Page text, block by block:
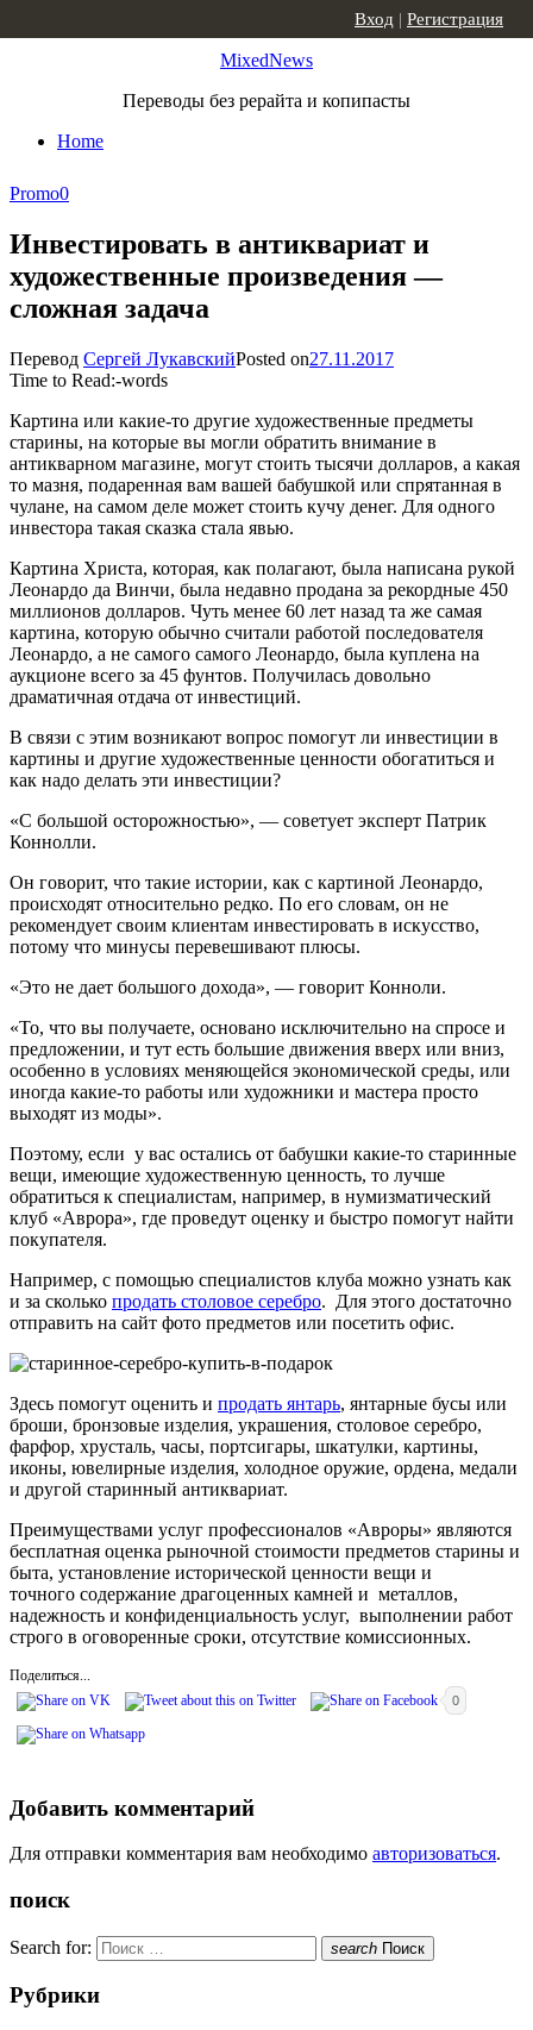
MixedNews
Переводы без рерайта и копипасты
Home
Вход | Регистрация
Promo0
Инвестировать в антиквариат и
художественные произведения —
сложная задача
Перевод Сергей ЛукавскийPosted on27.11.2017
Time to Read:-words
Картина или какие-то другие художественные предметы
старины, на которые вы могли обратить внимание в
антикварном магазине, могут стоить тысячи долларов, а какая
то мазня, подаренная вам вашей бабушкой или спрятанная в
чулане, на самом деле может стоить кучу денег. Для одного
инвестора такая сказка стала явью.
Картина Христа, которая, как полагают, была написана рукой
Леонардо да Винчи, была недавно продана за рекордные 450
миллионов долларов. Чуть менее 60 лет назад та же самая
картина, которую обычно считали работой последователя
Леонардо, а не самого самого Леонардо, была куплена на
аукционе всего за 45 фунтов. Получилась довольно
драматичная отдача от инвестиций.
В связи с этим возникают вопрос помогут ли инвестиции в
картины и другие художественные ценности обогатиться и
как надо делать эти инвестиции?
«С большой осторожностью», — советует эксперт Патрик
Коннолли.
Он говорит, что такие истории, как с картиной Леонардо,
происходят относительно редко. По его словам, он не
рекомендует своим клиентам инвестировать в искусство,
потому что минусы перевешивают плюсы.
«Это не дает большого дохода», — говорит Конноли.
«То, что вы получаете, основано исключительно на спросе и
предложении, и тут есть большие движения вверх или вниз,
особенно в условиях меняющейся экономической среды, или
иногда какие-то работы или художники и мастера просто
выходят из моды».
Поэтому, если у вас остались от бабушки какие-то старинные
вещи, имеющие художественную ценность, то лучше
обратиться к специалистам, например, в нумизматический
клуб «Аврора», где проведут оценку и быстро помогут найти
покупателя.
Например, с помощью специалистов клуба можно узнать как
и за сколько продать столовое серебро. Для этого достаточно
отправить на сайт фото предметов или посетить офис.
Здесь помогут оценить и продать янтарь, янтарные бусы или
броши, бронзовые изделия, украшения, столовое серебро,
фарфор, хрусталь, часы, портсигары, шкатулки, картины,
иконы, ювелирные изделия, холодное оружие, ордена, медали
и другой старинный антиквариат.
Преимуществами услуг профессионалов «Авроры» являются
бесплатная оценка рыночной стоимости предметов старины и
быта, установление исторической ценности вещи и
точного содержание драгоценных камней и металлов,
надежность и конфиденциальность услуг, выполнении работ
строго в оговоренные сроки, отсутствие комиссионных.
Поделиться...
0
Добавить комментарий
Для отправки комментария вам необходимо авторизоваться.
поиск
Search for: search Поиск
Рубрики